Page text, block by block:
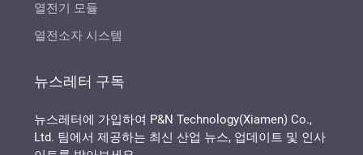
열전기 모듈
열전소자 시스템
뉴스레터 구독
뉴스레터에 가입하여 P&N Technology(Xiamen) Co.,
Ltd. 팀에서 제공하는 최신 산업 뉴스, 업데이트 및 인사